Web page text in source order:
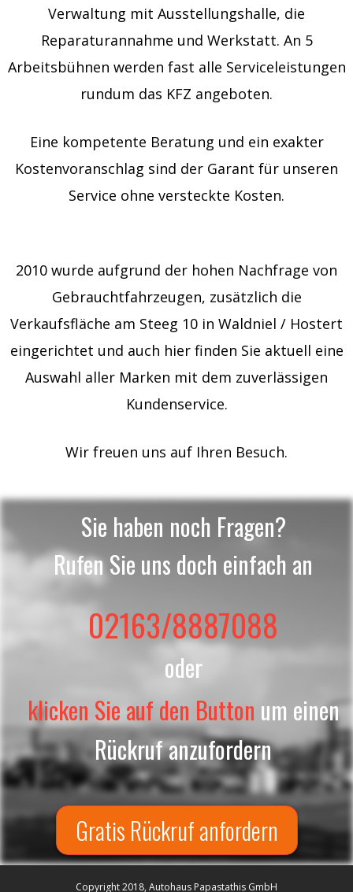
Verwaltung mit Ausstellungshalle, die
Reparaturannahme und Werkstatt. An 5
Arbeitsbühnen werden fast alle Serviceleistungen
rundum das KFZ angeboten.
Eine kompetente Beratung und ein exakter
Kostenvoranschlag sind der Garant für unseren
Service ohne versteckte Kosten.
2010 wurde aufgrund der hohen Nachfrage von
Gebrauchtfahrzeugen, zusätzlich die
Verkaufsfläche am Steeg 10 in Waldniel / Hostert
eingerichtet und auch hier finden Sie aktuell eine
Auswahl aller Marken mit dem zuverlässigen
Kundenservice.
Wir freuen uns auf Ihren Besuch.
Sie haben noch Fragen?
Rufen Sie uns doch einfach an
02163/8887088
oder
klicken Sie auf den Button um einen
Rückruf anzufordern
Gratis Rückruf anfordern
Copyright 2018, Autohaus Papastathis GmbH